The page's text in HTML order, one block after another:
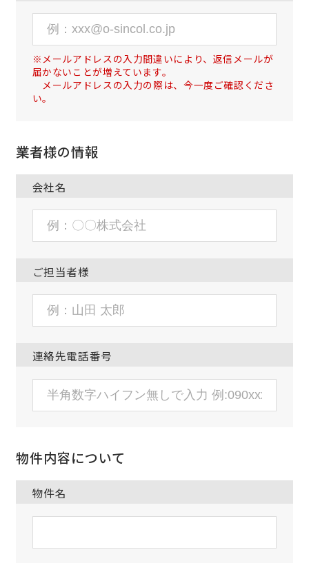
※メールアドレスの入力間違いにより、返信メールが
届かないことが増えています。
メールアドレスの入力の際は、今一度ご確認くださ
い。
業者様の情報
会社名
ご担当者様
連絡先電話番号
物件内容について
物件名